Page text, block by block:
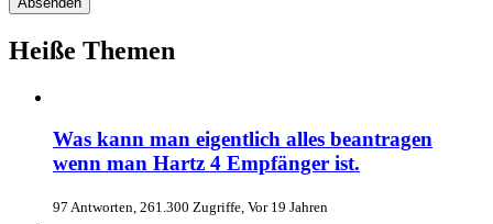
Heiße Themen
Was kann man eigentlich alles beantragen
wenn man Hartz 4 Empfänger ist.
97 Antworten, 261.300 Zugriffe, Vor 19 Jahren